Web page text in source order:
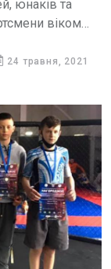
юнаків та
віком
24 травня, 2021